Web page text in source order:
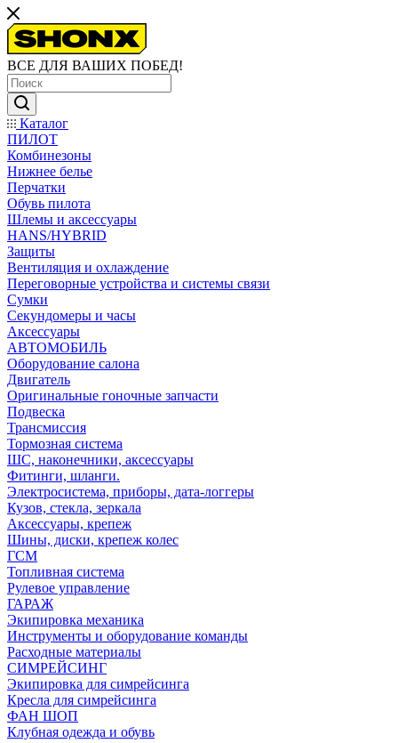
ВСЕ ДЛЯ ВАШИХ ПОБЕД!
Каталог
ПИЛОТ
Комбинезоны
Нижнее белье
Перчатки
Обувь пилота
Шлемы и аксессуары
HANS/HYBRID
Защиты
Вентиляция и охлаждение
Переговорные устройства и системы связи
Сумки
Секундомеры и часы
Аксессуары
АВТОМОБИЛЬ
Оборудование салона
Двигатель
Оригинальные гоночные запчасти
Подвеска
Трансмиссия
Тормозная система
ШС, наконечники, аксессуары
Фитинги, шланги.
Электросистема, приборы, дата-логгеры
Кузов, стекла, зеркала
Аксессуары, крепеж
Шины, диски, крепеж колес
ГСМ
Топливная система
Рулевое управление
ГАРАЖ
Экипировка механика
Инструменты и оборудование команды
Расходные материалы
СИМРЕЙСИНГ
Экипировка для симрейсинга
Кресла для симрейсинга
ФАН ШОП
Клубная одежда и обувь